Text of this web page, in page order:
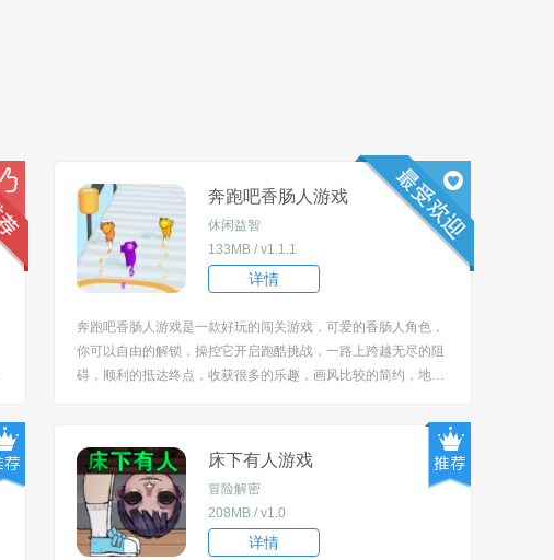
奔跑吧香肠人游戏
休闲益智
133MB / v1.1.1
详情
奔跑吧香肠人游戏是一款好玩的闯关游戏，可爱的香肠人角色，
你可以自由的解锁，操控它开启跑酷挑战，一路上跨越无尽的阻
碍，顺利的抵达终点，收获很多的乐趣，画风比较的简约，地图
的形象增加了许多...
床下有人游戏
冒险解密
208MB / v1.0
详情